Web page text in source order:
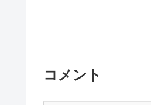
コメント